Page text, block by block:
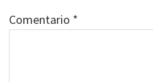
Comentario *